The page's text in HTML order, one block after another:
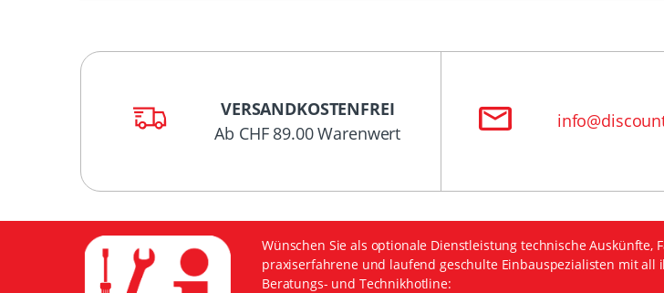
VERSANDKOSTENFREI
Ab CHF 89.00 Warenwert
Wünschen Sie als optionale Dienstleistung technische
praxiserfahrene und laufend geschulte Einbauspezialisten mit
Beratungs- und Technikhotline: